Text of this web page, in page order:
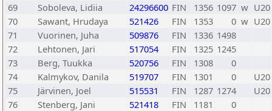
69
Soboleva, Lidiia 24296600 FIN 1356 1097 w U20
70
Sawant, Hrudaya 521426 FIN 1353 0 w U20
71
Vuorinen, Juha 509876 FIN 1336 1498
72
Lehtonen, Jari 517054 FIN 1325 1245
73
Berg, Tuukka 520756 FIN 1308
0
74
Kalmykov, Danila 519707 FIN 1301 0
U20
75
Järvinen, Joel 515531 FIN 1287 1274
U20
76
Stenberg, Jani 521418 FIN 1181
0